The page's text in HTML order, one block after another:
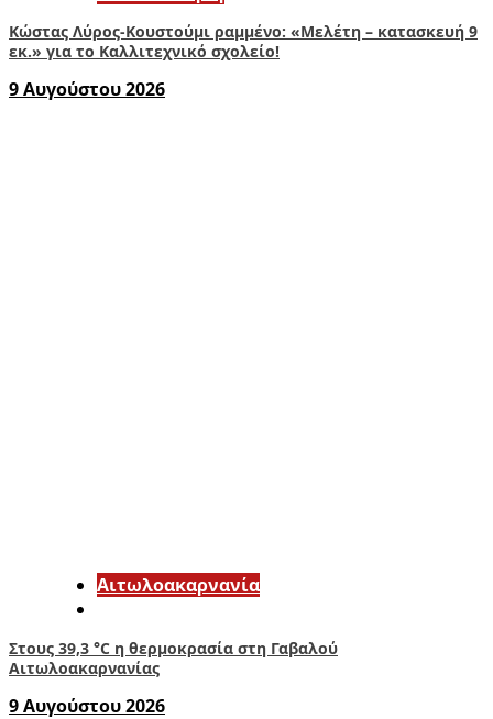
Κώστας Λύρος-Κουστούμι ραμμένο: «Μελέτη – κατασκευή 9
εκ.» για το Καλλιτεχνικό σχολείο!
9 Αυγούστου 2026
Αιτωλοακαρνανία
Στους 39,3 °C η θερμοκρασία στη Γαβαλού
Αιτωλοακαρνανίας
9 Αυγούστου 2026